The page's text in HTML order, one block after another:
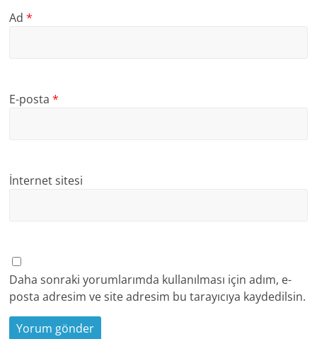
Ad*
E-posta*
İnternet sitesi
Daha sonraki yorumlarımda kullanılması için adım, e-
posta adresim ve site adresim bu tarayıcıya kaydedilsin.